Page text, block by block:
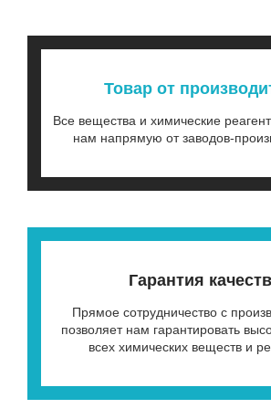
Товар от
Все вещества и химические
нам напрямую от заводов-
Гарантия
Прямое сотрудничество с
позволяет нам гарантировать
всех химических веществ и